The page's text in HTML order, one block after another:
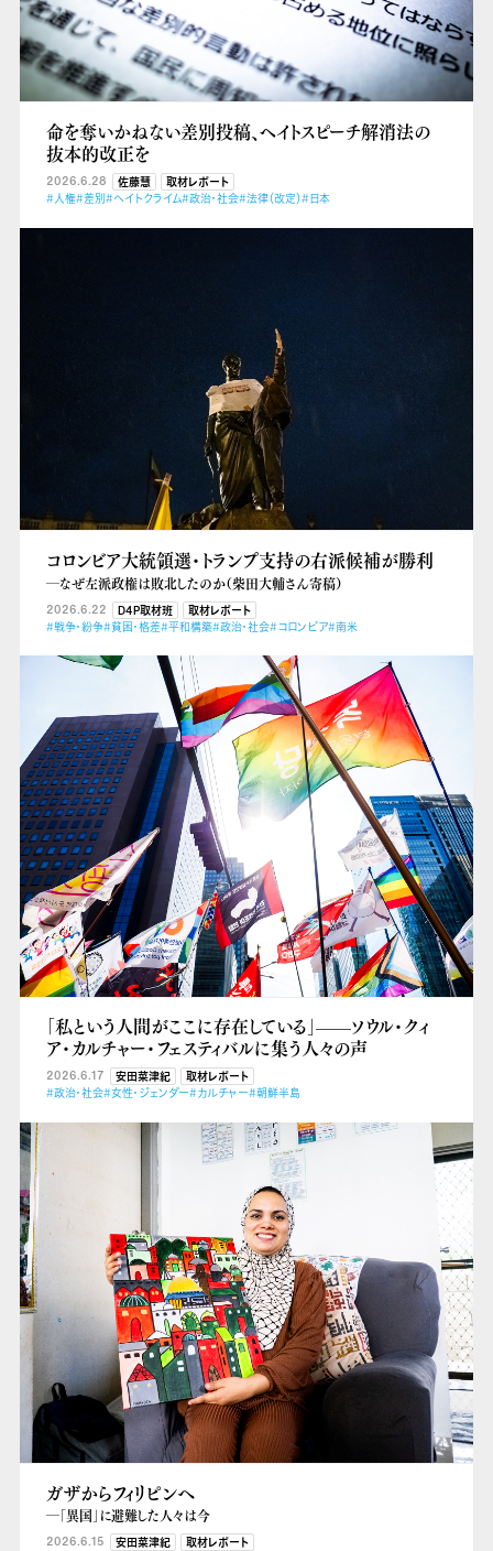
命を奪いかねない差別投稿、ヘイトスピーチ解消法の
抜本的改正を
2026.6.28 佐藤慧
取材レポート
#人権#差別#ヘイトクライム#政治・社会#法律（改定）#日本
コロンビア大統領選・トランプ支持の右派候補が勝利
―なぜ左派政権は敗北したのか（柴田大輔さん寄稿）
2026.6.22 D4P取材班
取材レポート
#戦争・紛争#貧困・格差#平和構築#政治・社会#コロンビア#南米
「私という人間がここに存在している」——ソウル・クィ
ア・カルチャー・フェスティバルに集う人々の声
2026.6.17 安田菜津紀
取材レポート
#政治・社会#女性・ジェンダー#カルチャー#朝鮮半島
ガザからフィリピンへ
―「異国」に避難した人々は今
2026.6.15 安田菜津紀 取材レポート